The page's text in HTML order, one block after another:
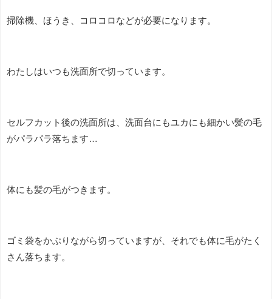
掃除機、ほうき、コロコロなどが必要になります。
わたしはいつも洗面所で切っています。
セルフカット後の洗面所は、洗面台にもユカにも細かい髪の毛
がパラパラ落ちます…
体にも髪の毛がつきます。
ゴミ袋をかぶりながら切っていますが、それでも体に毛がたく
さん落ちます。